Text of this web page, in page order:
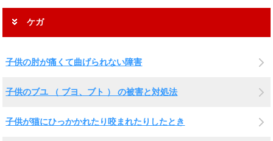
ケガ
子供の肘が痛くて曲げられない障害
子供のブユ （ ブヨ、ブト ） の被害と対処法
子供が猫にひっかかれたり咬まれたりしたとき